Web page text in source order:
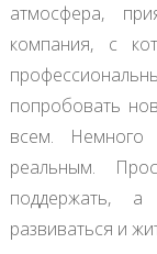
атмосфера,
компания, с
попробовать
всем. Немного
реальным.
поддержать,
развиваться и